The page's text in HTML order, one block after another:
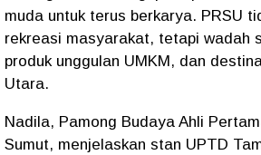
muda untuk terus berkarya. PRSU
rekreasi masyarakat, tetapi wadah
produk unggulan UMKM, dan
Utara.
‎Nadila, Pamong Budaya Ahli
Sumut, menjelaskan stan UPTD